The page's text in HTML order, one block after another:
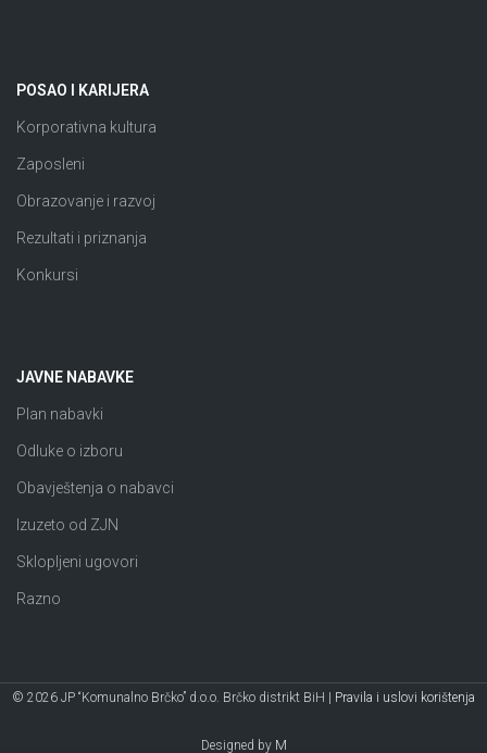
POSAO I KARIJERA
Korporativna kultura
Zaposleni
Obrazovanje i razvoj
Rezultati i priznanja
Konkursi
JAVNE NABAVKE
Plan nabavki
Odluke o izboru
Obavještenja o nabavci
Izuzeto od ZJN
Sklopljeni ugovori
Razno
© 2026 JP “Komunalno Brčko” d.o.o. Brčko distrikt BiH | Pravila i uslovi korištenja
Designed by M